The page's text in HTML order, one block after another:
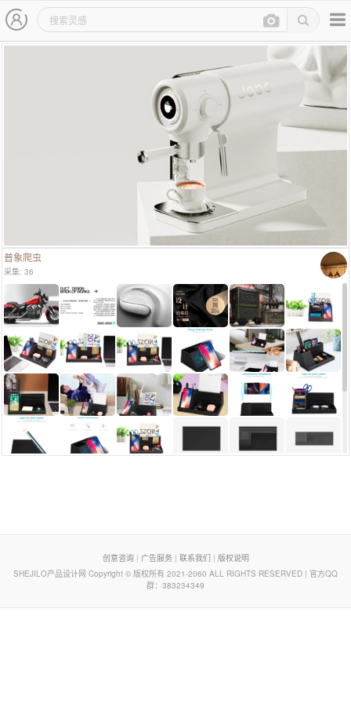
主导航
普象爬虫
采集: 36
创意咨询| 广告服务| 联系我们 | 版权说明
SHEJILO产品设计网 Copyright © 版权所有 2021-2060 ALL RIGHTS RESERVED | 官方QQ
群：383234349